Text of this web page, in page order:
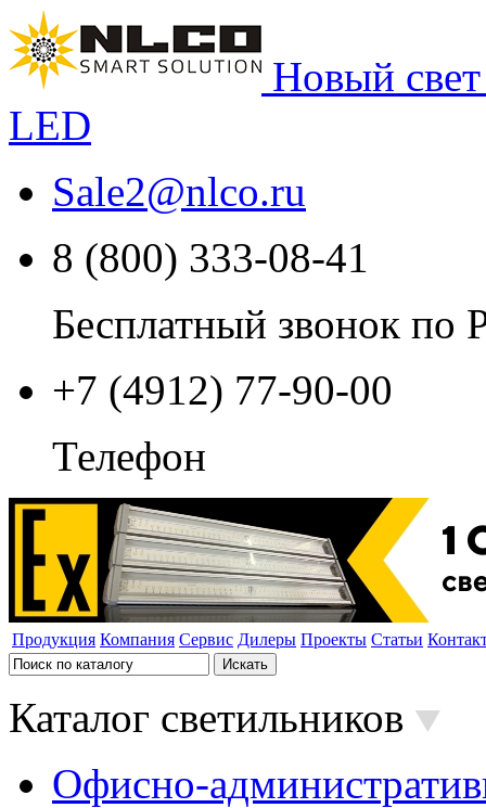
Новый
LED
Sale2@nlco.ru
8 (800) 333-08-41
Бесплатный звонок по
+7 (4912) 77-90-00
Телефон
Продукция Компания Сервис Дилеры Проекты Статьи
Каталог светильников
Офисно-